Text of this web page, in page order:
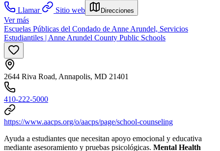
Llamar
Sitio web Direcciones
Ver más
Escuelas Públicas del Condado de Anne Arundel, Servicios
Estudiantiles | Anne Arundel County Public Schools
2644 Riva Road, Annapolis, MD 21401
410-222-5000
https://www.aacps.org/o/aacps/page/school-counseling
Ayuda a estudiantes que necesitan apoyo emocional y educativa
mediante asesoramiento y pruebas psicológicas. Mental Health